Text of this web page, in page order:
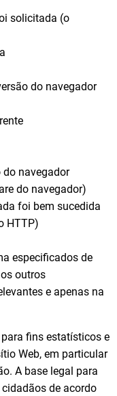
solicitada (o
do navegador
do navegador
do navegador)
foi bem sucedida
HTTP)
especificados de
outros
e apenas na
fins estatísticos e
Web, em particular
A base legal para
de acordo